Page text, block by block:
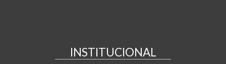
INSTITUCIONAL